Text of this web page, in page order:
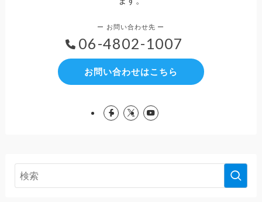
06-4802-1007
お問い合わせはこちら